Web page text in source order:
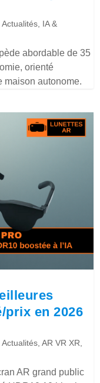
Actualités IA &
abordable de 35
orienté
maison autonome.
prix en 2026
Actualités ,AR VR XR
AR grand public